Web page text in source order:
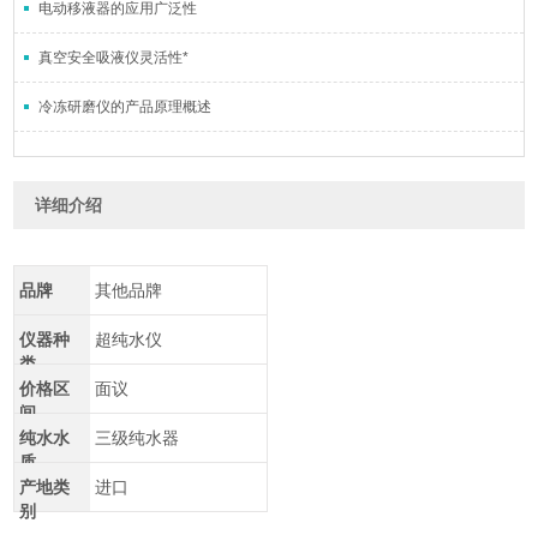
电动移液器的应用广泛性
真空安全吸液仪灵活性*
冷冻研磨仪的产品原理概述
详细介绍
品牌 其他品牌
仪器种
类
超纯水仪
价格区
间
面议
纯水水
质
三级纯水器
产地类
别
进口